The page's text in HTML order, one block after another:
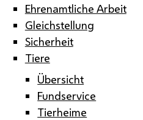
Ehrenamtliche Arbeit
Gleichstellung
Sicherheit
Tiere
Übersicht
Fundservice
Tierheime